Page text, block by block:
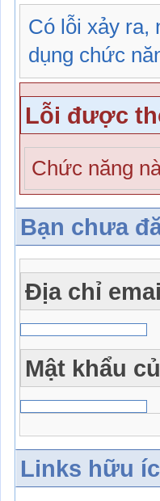
Có lỗi xảy ra,
dụng chức
Lỗi được
Chức năng
Bạn chưa
Địa chỉ
Mật khẩu
Links hữu